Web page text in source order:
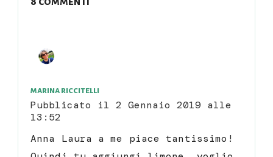
marina riccitelli
Pubblicato il 2 Gennaio 2019 alle
13:52
Anna Laura a me piace tantissimo!